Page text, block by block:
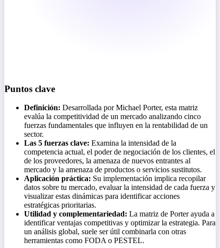
Puntos clave
Definición: Desarrollada por Michael Porter, esta matriz
evalúa la competitividad de un mercado analizando cinco
fuerzas fundamentales que influyen en la rentabilidad de un
sector.
Las 5 fuerzas clave: Examina la intensidad de la
competencia actual, el poder de negociación de los clientes, el
de los proveedores, la amenaza de nuevos entrantes al
mercado y la amenaza de productos o servicios sustitutos.
Aplicación práctica: Su implementación implica recopilar
datos sobre tu mercado, evaluar la intensidad de cada fuerza y
visualizar estas dinámicas para identificar acciones
estratégicas prioritarias.
Utilidad y complementariedad: La matriz de Porter ayuda a
identificar ventajas competitivas y optimizar la estrategia. Para
un análisis global, suele ser útil combinarla con otras
herramientas como FODA o PESTEL.